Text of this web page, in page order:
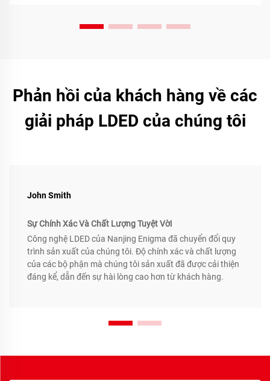
Phản hồi của khách hàng về các
giải pháp LDED của chúng tôi
John Smith
Sự Chính Xác Và Chất Lượng Tuyệt Vời
Công nghệ LDED của Nanjing Enigma đã chuyển đổi quy
trình sản xuất của chúng tôi. Độ chính xác và chất lượng
của các bộ phận mà chúng tôi sản xuất đã được cải thiện
đáng kể, dẫn đến sự hài lòng cao hơn từ khách hàng.